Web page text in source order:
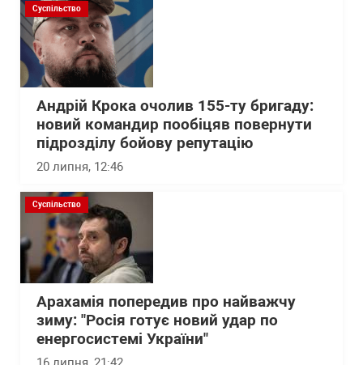
Суспільство
Андрій Крока очолив 155-ту бригаду:
новий командир пообіцяв повернути
підрозділу бойову репутацію
20 липня, 12:46
Суспільство
Арахамія попередив про найважчу
зиму: "Росія готує новий удар по
енергосистемі України"